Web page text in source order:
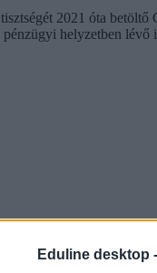
Eduline desktop -
2021 óta betöltő
helyzetben